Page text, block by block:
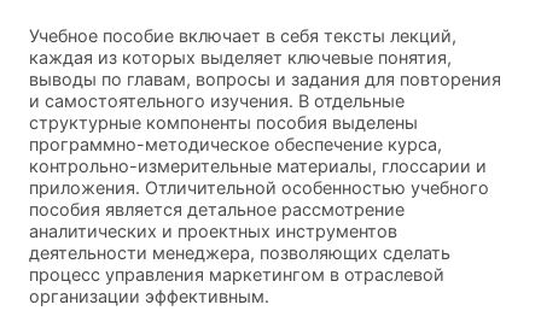
Учебное пособие включает в себя тексты лекций,
каждая из которых выделяет ключевые понятия,
выводы по главам, вопросы и задания для повторения
и самостоятельного изучения. В отдельные
структурные компоненты пособия выделены
программно-методическое обеспечение курса,
контрольно-измерительные материалы, глоссарии и
приложения. Отличительной особенностью учебного
пособия является детальное рассмотрение
аналитических и проектных инструментов
деятельности менеджера, позволяющих сделать
процесс управления маркетингом в отраслевой
организации эффективным.